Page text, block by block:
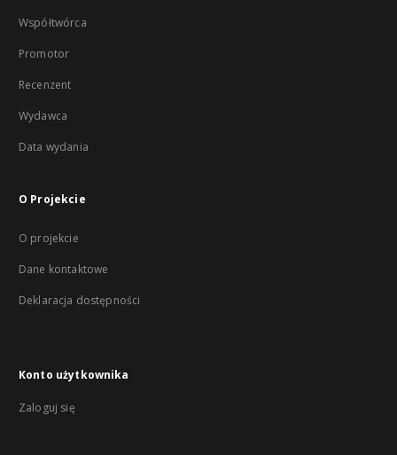
Współtwórca
Promotor
Recenzent
Wydawca
Data wydania
O Projekcie
O projekcie
Dane kontaktowe
Deklaracja dostępności
Konto użytkownika
Zaloguj się